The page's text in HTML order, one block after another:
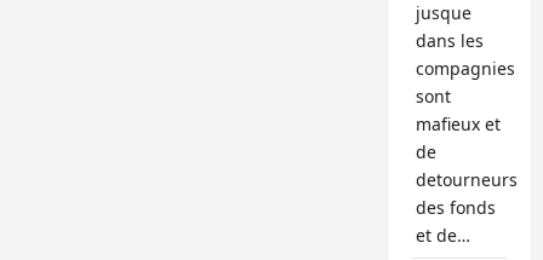
jusque
dans les
compagnies
sont
mafieux et
de
detourneurs
des fonds
et de…